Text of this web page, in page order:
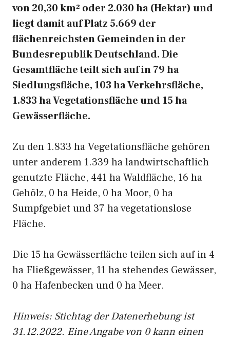
von 20,30 km² oder 2.030 ha (Hektar) und
liegt damit auf Platz 5.669 der
flächenreichsten Gemeinden in der
Bundesrepublik Deutschland. Die
Gesamtfläche teilt sich auf in 79 ha
Siedlungsfläche, 103 ha Verkehrsfläche,
1.833 ha Vegetationsfläche und 15 ha
Gewässerfläche.
Zu den 1.833 ha Vegetationsfläche gehören
unter anderem 1.339 ha landwirtschaftlich
genutzte Fläche, 441 ha Waldfläche, 16 ha
Gehölz, 0 ha Heide, 0 ha Moor, 0 ha
Sumpfgebiet und 37 ha vegetationslose
Fläche.
Die 15 ha Gewässerfläche teilen sich auf in 4
ha Fließgewässer, 11 ha stehendes Gewässer,
0 ha Hafenbecken und 0 ha Meer.
Hinweis: Stichtag der Datenerhebung ist
31.12.2022. Eine Angabe von 0 kann einen